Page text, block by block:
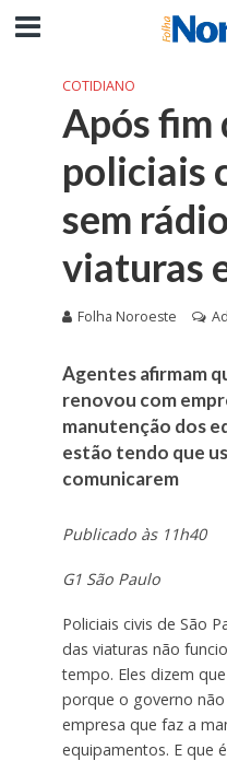
COTIDIANO
Após fim
policiais
sem
viaturas
Folha Noroeste
Agentes afirmam
renovou com
manutenção dos
estão tendo que
comunicarem
Publicado às 11h40
G1 São Paulo
Policiais civis de São
das viaturas não
tempo. Eles dizem
porque o governo
empresa que faz a
equipamentos. E que